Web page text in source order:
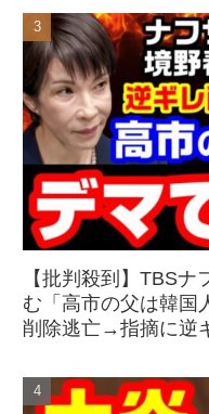
【批判殺到】TBS
む「高市の父は韓国
削除逃亡→指摘に逆